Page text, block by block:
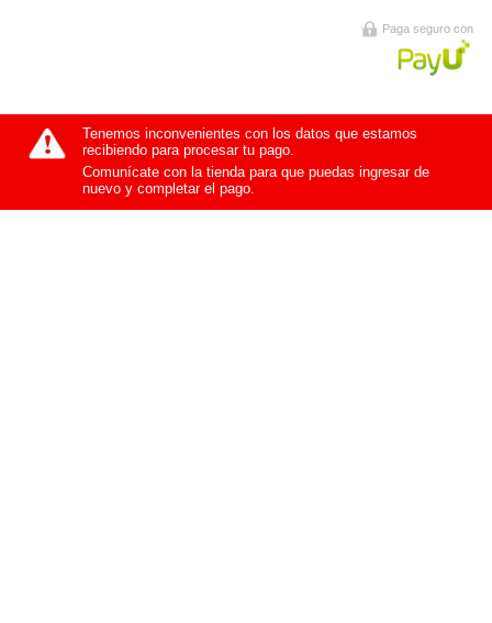
Paga seguro con
Tenemos inconvenientes con los datos que estamos
recibiendo para procesar tu pago.
Comunícate con la tienda para que puedas ingresar de
nuevo y completar el pago.